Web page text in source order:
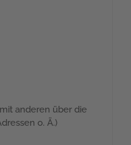
anderen über die
o. Ä.)